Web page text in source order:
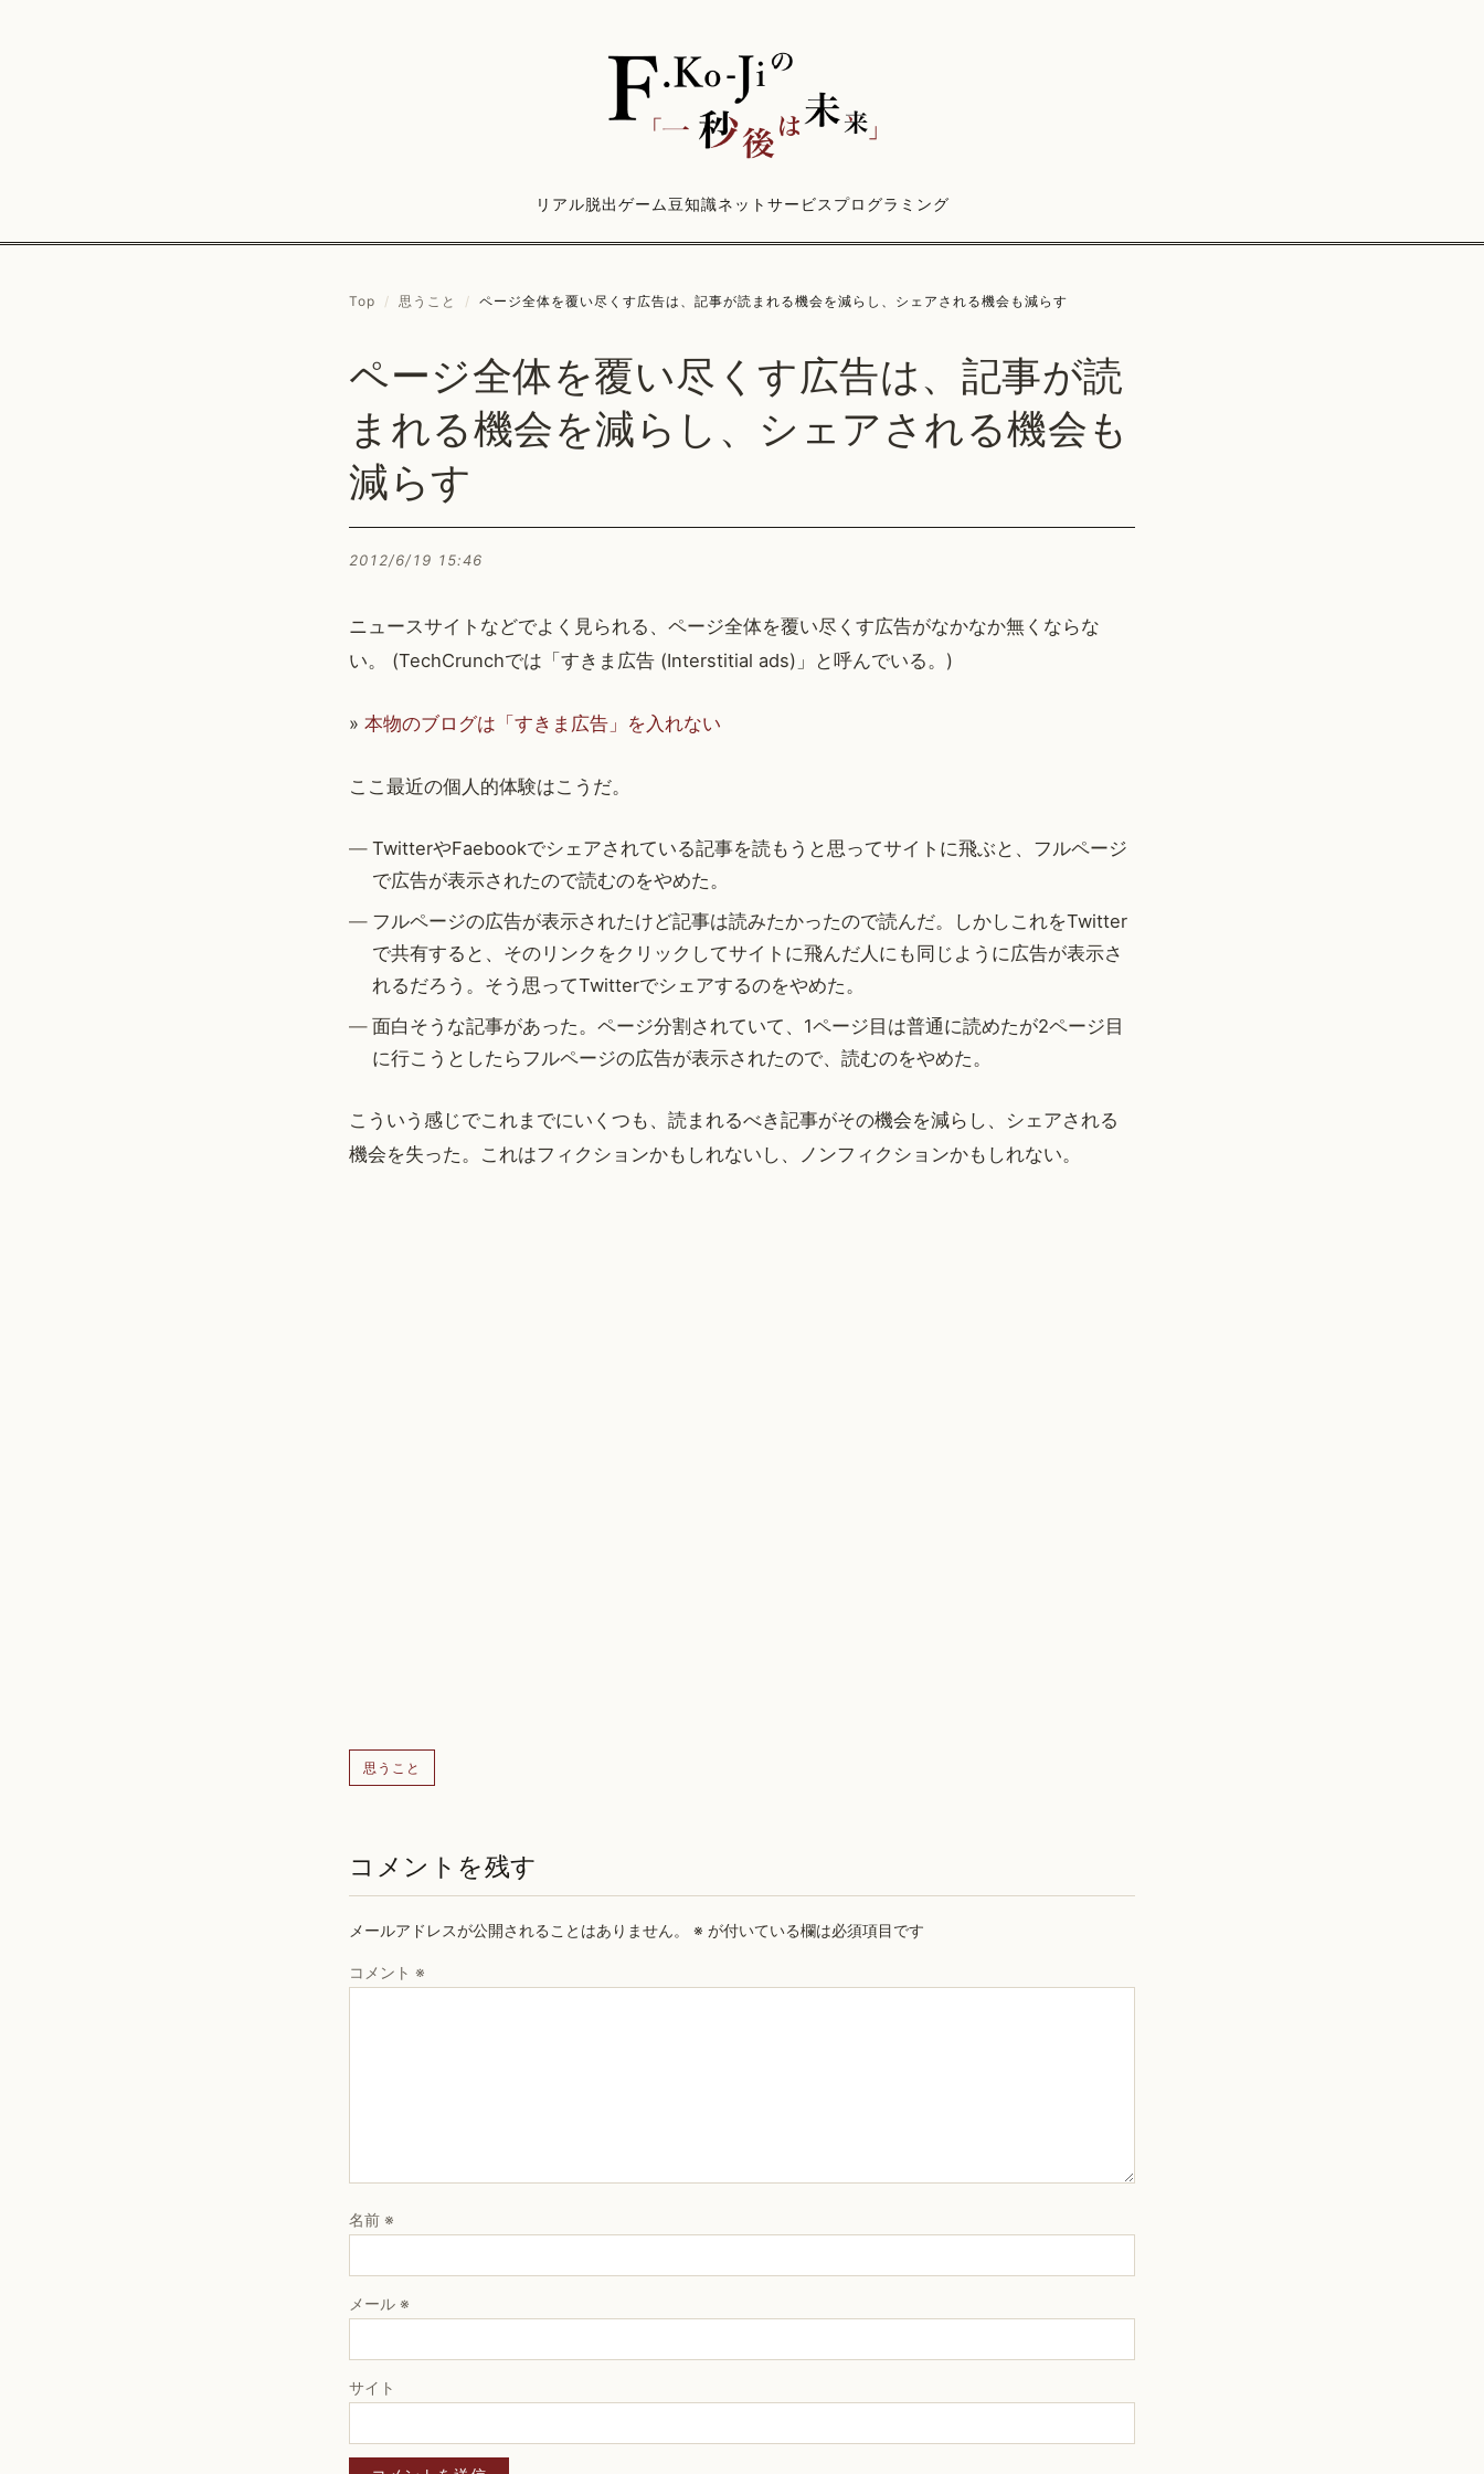
リアル脱出ゲーム豆知識ネットサービス プログラミング
Top / 思うこと / ページ全体を覆い尽くす広告は、記事が読まれる機会を減らし、シェアされる機会も減らす
ページ全体を覆い尽くす広告は、記事が読
まれる機会を減らし、シェアされる機会も
減らす
2012/6/19 15:46
ニュースサイトなどでよく見られる、ページ全体を覆い尽くす広告がなかなか無くならな
い。 (TechCrunchでは「すきま広告 (Interstitial ads)」と呼んでいる。)
» 本物のブログは「すきま広告」を入れない
ここ最近の個人的体験はこうだ。
TwitterやFaebookでシェアされている記事を読もうと思ってサイトに飛ぶと、フルページ
で広告が表示されたので読むのをやめた。
フルページの広告が表示されたけど記事は読みたかったので読んだ。しかしこれをTwitter
で共有すると、そのリンクをクリックしてサイトに飛んだ人にも同じように広告が表示さ
れるだろう。そう思ってTwitterでシェアするのをやめた。
面白そうな記事があった。ページ分割されていて、1ページ目は普通に読めたが2ページ目
に行こうとしたらフルページの広告が表示されたので、読むのをやめた。
こういう感じでこれまでにいくつも、読まれるべき記事がその機会を減らし、シェアされる
機会を失った。これはフィクションかもしれないし、ノンフィクションかもしれない。
思うこと
コメントを残す
メールアドレスが公開されることはありません。 ※ が付いている欄は必須項目です
コメント ※
名前 ※
メール ※
サイト